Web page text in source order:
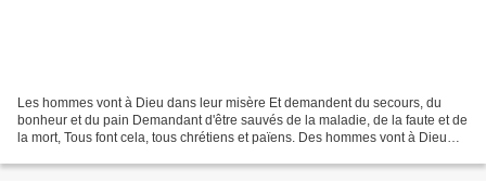
Les hommes vont à Dieu dans leur misère Et demandent du secours, du
bonheur et du pain Demandant d'être sauvés de la maladie, de la faute et de
la mort, Tous font cela, tous chrétiens et païens. Des hommes vont à Dieu